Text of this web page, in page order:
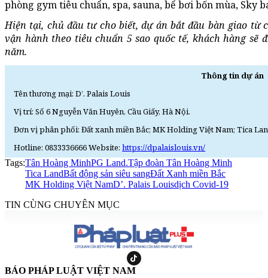
phòng gym tiêu chuẩn, spa, sauna, bể bơi bốn mùa, Sky
Hiện tại, chủ đầu tư cho biết, dự án bắt đầu bàn giao từ
vận hành theo tiêu chuẩn 5 sao quốc tế, khách hàng
năm.
Thông tin dự án
Tên thương mại: D’. Palais Louis
Vị trí: Số 6 Nguyễn Văn Huyên, Cầu Giấy, Hà Nội.
Đơn vị phân phối: Đất xanh miền Bắc; MK Holding Việt Nam; Tica
Hotline: 0833336666 Website:https://dpalaislouis.vn/
Tags:Tân Hoàng MinhPG Land.Tập đoàn Tân Hoàng Minh
Tica LandBất động sản siêu sangĐất Xanh miền Bắc
MK Holding Việt NamD’. Palais Louisdịch Covid-19
TIN CÙNG CHUYÊN MỤC
BÁO PHÁP LUẬT VIỆT NAM